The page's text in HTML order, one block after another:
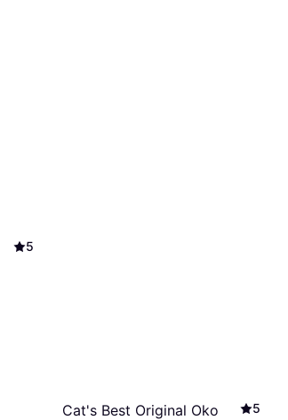
5
Cat's Best Original Oko
5